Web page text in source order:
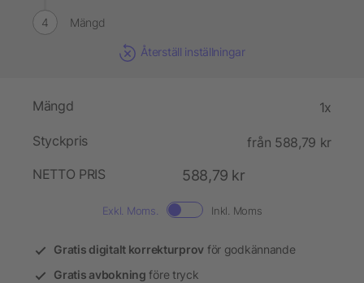
Mängd
Återställ inställningar
Mängd 1x
Styckpris
från 588,79 kr
NETTO PRIS
588,79 kr
Exkl. Moms. Inkl. Moms
Gratis digitalt korrekturprov för godkännande
Gratis avbokning före tryck